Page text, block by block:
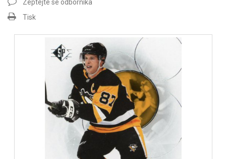
Zeptejte se odborníka
Tisk